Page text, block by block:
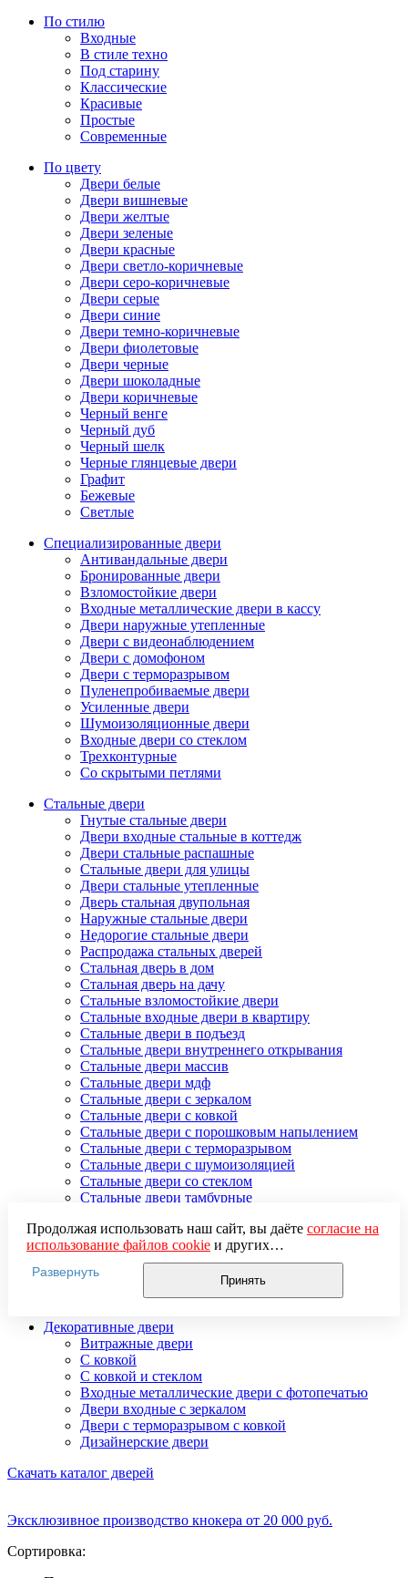
По стилю
Входные
В стиле техно
Под старину
Классические
Красивые
Простые
Современные
По цвету
Двери белые
Двери вишневые
Двери желтые
Двери зеленые
Двери красные
Двери светло-коричневые
Двери серо-коричневые
Двери серые
Двери синие
Двери темно-коричневые
Двери фиолетовые
Двери черные
Двери шоколадные
Двери коричневые
Черный венге
Черный дуб
Черный шелк
Черные глянцевые двери
Графит
Бежевые
Светлые
Специализированные двери
Антивандальные двери
Бронированные двери
Взломостойкие двери
Входные металлические двери в кассу
Двери наружные утепленные
Двери с видеонаблюдением
Двери с домофоном
Двери с терморазрывом
Пуленепробиваемые двери
Усиленные двери
Шумоизоляционные двери
Входные двери со стеклом
Трехконтурные
Со скрытыми петлями
Стальные двери
Гнутые стальные двери
Двери входные стальные в коттедж
Двери стальные распашные
Стальные двери для улицы
Двери стальные утепленные
Дверь стальная двупольная
Наружные стальные двери
Недорогие стальные двери
Распродажа стальных дверей
Стальная дверь в дом
Стальная дверь на дачу
Стальные взломостойкие двери
Стальные входные двери в квартиру
Стальные двери в подъезд
Стальные двери внутреннего открывания
Стальные двери массив
Стальные двери мдф
Стальные двери с зеркалом
Стальные двери с ковкой
Стальные двери с порошковым напылением
Стальные двери с терморазрывом
Стальные двери с шумоизоляцией
Стальные двери со стеклом
Стальные двери тамбурные
Усиленные стальные двери
Элитные стальные входные двери
Стальные двери 2 мм
Стальные двери 3 мм
Стальные двери 4 мм
Декоративные двери
Витражные двери
С ковкой
С ковкой и стеклом
Входные металлические двери с фотопечатью
Двери входные с зеркалом
Двери с терморазрывом с ковкой
Дизайнерские двери
Скачать каталог дверей
Эксклюзивное производство кнокера от 20 000 руб.
Сортировка:
Продолжая использовать наш сайт, вы даёте согласие на
использование файлов cookieи других
пользовательских данных (включая IP-адрес, сведения о
местоположении, устройстве, действиях на сайте и т. п.)
для функционирования сайта, проведения
использования систем аналитики (например,
Яндекс.Метрика), в соответствии с нашей
обработки персональных данных.
Если вы не хотите, чтобы ваши данные обрабатывались,
настройте ограничения в браузере или покиньте сайт.
Развернуть
Принять